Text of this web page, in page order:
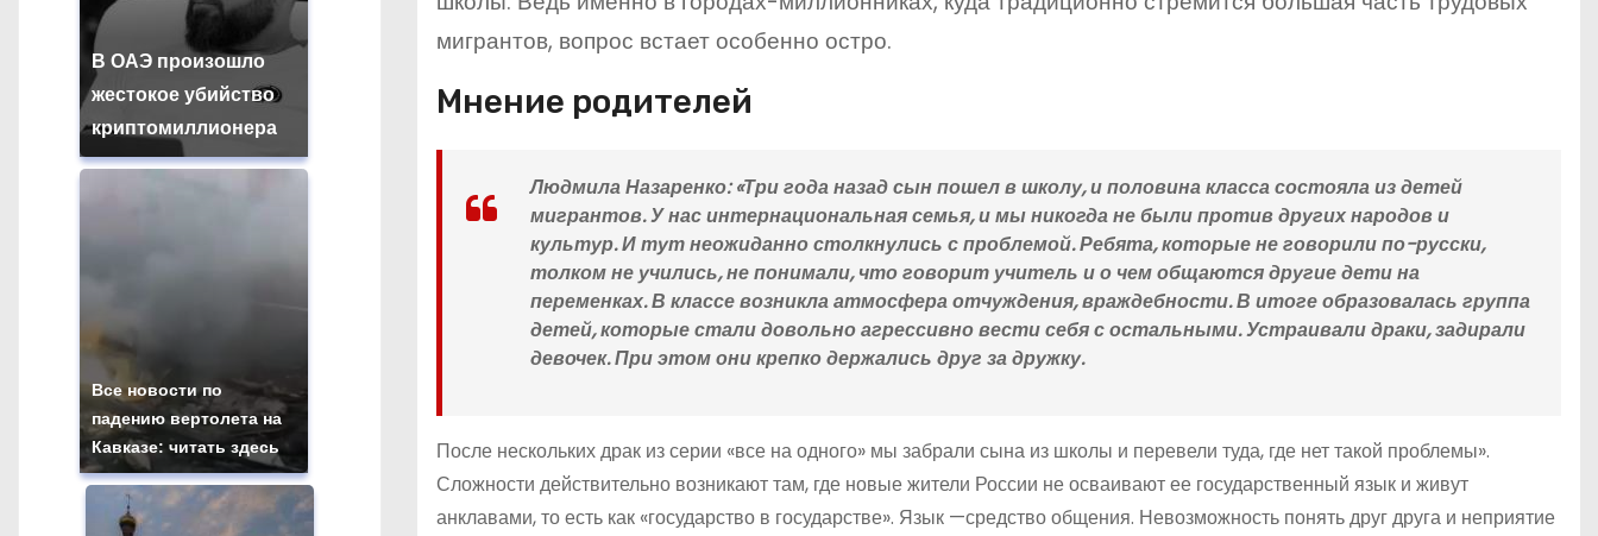
В ОАЭ произошло
жестокое убийство
криптомиллионера
Все новости по
падению вертолета на
Кавказе: читать здесь
мигрантов, вопрос встает особенно остро.
Мнение родителей
Людмила Назаренко: «Три года назад сын пошел в школу, и половина класса состояла из детей
мигрантов. У нас интернациональная семья, и мы никогда не были против других народов и
культур. И тут неожиданно столкнулись с проблемой. Ребята, которые не говорили по-русски,
толком не учились, не понимали, что говорит учитель и о чем общаются другие дети на
переменках. В классе возникла атмосфера отчуждения, враждебности. В итоге образовалась группа
детей, которые стали довольно агрессивно вести себя с остальными. Устраивали драки, задирали
девочек. При этом они крепко держались друг за дружку.
После нескольких драк из серии «все на одного» мы забрали сына из школы и перевели туда, где нет такой проблемы».
Сложности действительно возникают там, где новые жители России не осваивают ее государственный язык и живут
анклавами, то есть как «государство в государстве». Язык —средство общения. Невозможность понять друг друга и неприятие